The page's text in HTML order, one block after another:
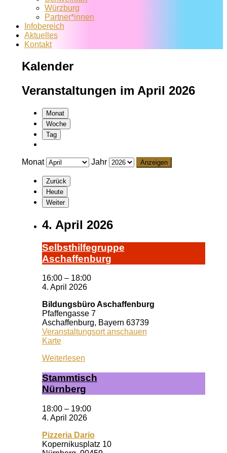
Würzburg
Partner*innen
Infobereich
Aktuelles
Kontakt
Kalender
Veranstaltungen im April 2026
Monat
Woche
Tag
Monat Jahr
Zurück
Heute
Weiter
4. April 2026
Selbst­hil­fe­grup­pe
A­schaf­fen­burg
16:00 – 18:00
4. April 2026
Bildungsbüro Aschaffenburg
Pfaffengasse 7
Aschaffenburg, Bayern 63739
Veranstaltungsort anschauen
KarteBildungsbüro
Weiterlesen
Stamm­tisch
Nürn­berg
18:00 – 19:00
4. April 2026
Pizzeria Dario
Kopernikusplatz 10